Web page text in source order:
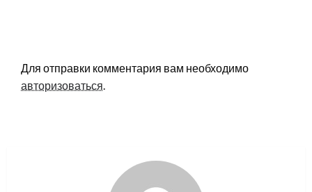
Для отправки комментария вам необходимо
авторизоваться.